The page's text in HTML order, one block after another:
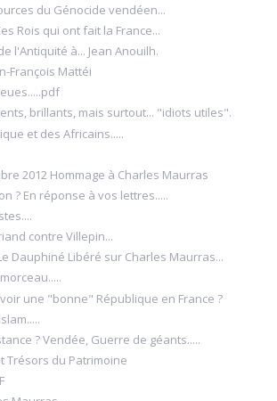
du Génocide vendéen...
Rois qui ont fait la France...
l'Antiquité à... Jean Anouilh.
François Mattéi
brillants, mais surtout... "idiots utiles".
et des Africains.....
2012 Hommage à Charles Maurras
? En réponse à vos lettres.....
contre Villepin...
Dauphiné Libéré sur Charles Maurras...
une "bonne" République en France ?
? Vendée, Guerre de géants.....
Trésors du Patrimoine